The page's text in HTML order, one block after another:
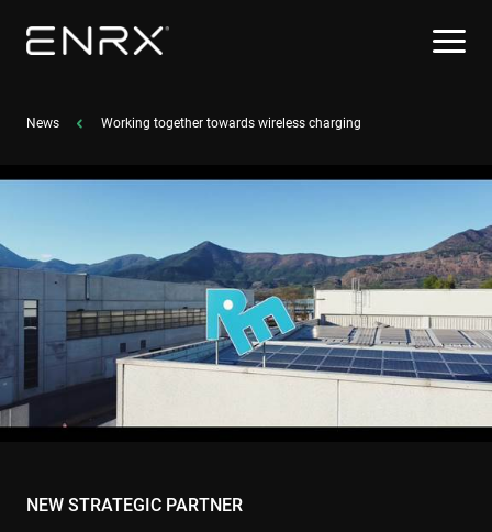
News Working together towards wireless charging
NEW STRATEGIC PARTNER